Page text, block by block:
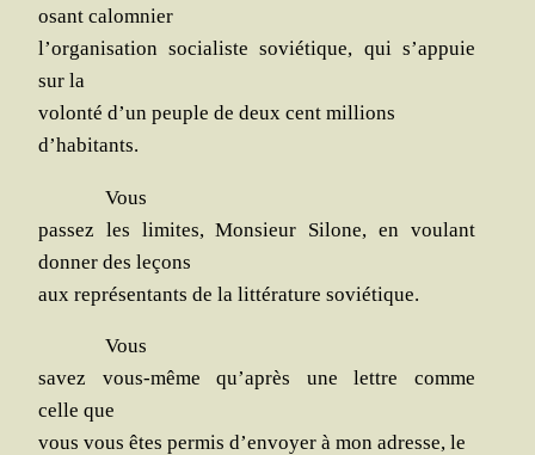
osant calomnier
l’organisation socia­liste sovié­tique, qui s’appuie
sur la
volon­té d’un peuple de deux cent mil­lions
d’habitants.
Vous
pas­sez les limites, Mon­sieur Silone, en vou­lant
don­ner des leçons
aux repré­sen­tants de la lit­té­ra­ture soviétique.
Vous
savez vous-même qu’après une lettre comme
celle que
vous vous êtes per­mis d’envoyer à mon adresse, le